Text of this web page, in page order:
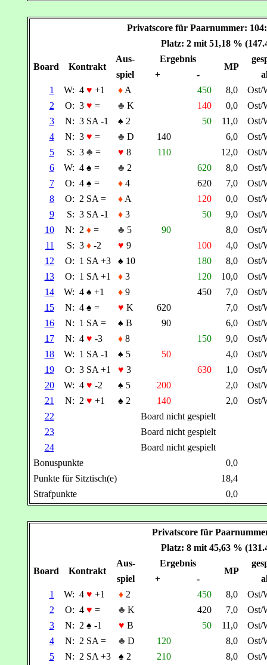
Privatscore für Paarnummer:
Platz: 2 mit 51,18 %
Board Kontrakt
Aus- Ergebnis
MP
spiel
+ -
1
W: 4 ♥ +1 ♦A 450 8,0
Ost/
2
O: 3 ♥ = ♣ K 140 0,0
Ost/
3
N: 3 SA -1 ♠ 2 50 11,0
Ost/
4
N: 3 ♥ = ♣ D 140 6,0
Ost/
5
S: 3 ♣ = ♥ 8 110 12,0
Ost/
6
W: 4 ♠ = ♣ 2 620 8,0
Ost/
7
O: 4 ♠ = ♦4 620 7,0
Ost/
8
O: 2 SA = ♦A 120 0,0
Ost/
9
S: 3 SA -1 ♦3 50 9,0
Ost/
10
N: 2 ♦= ♣ 5 90 8,0
Ost/
11
S: 3 ♦-2 ♥ 9 100 4,0
Ost/
12
O: 1 SA +3 ♠ 10 180 8,0
Ost/
13
O: 1 SA +1 ♦3 120 10,0
Ost/
14
W: 4 ♠ +1 ♦9 450 7,0
Ost/
15
N: 4 ♠ = ♥ K 620 7,0
Ost/
16
N: 1 SA = ♠ B 90 6,0
Ost/
17
N: 4 ♥ -3 ♦8 150 9,0
Ost/
18
W: 1 SA -1 ♠ 5 50 4,0
Ost/
19
O: 3 SA +1 ♥ 3 630 1,0
Ost/
20
W: 4 ♥ -2 ♠ 5 200 2,0
Ost/
21
N: 2 ♥ +1 ♠ 2 140 2,0
Ost/
22
Board nicht gespielt
23
Board nicht gespielt
24
Board nicht gespielt
Bonuspunkte
0,0
Punkte für Sitztisch(e)
18,4
Strafpunkte
0,0
Privatscore für
Platz: 8 mit 45,63 %
Board Kontrakt
Aus- Ergebnis
MP
spiel
+ -
1
W: 4 ♥ +1 ♦2 450 8,0
Ost/
2
O: 4 ♥ = ♣ K 420 7,0
Ost/
3
N: 2 ♠ -1 ♥ B 50 11,0
Ost/
4
N: 2 SA = ♣ D 120 8,0
Ost/
5
N: 2 SA +3 ♠ 2 210 8,0
Ost/